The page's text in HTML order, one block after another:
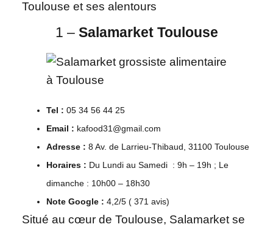
Toulouse et ses alentours
1 – Salamarket Toulouse
Tel : 05 34 56 44 25
Email : kafood31@gmail.com
Adresse : 8 Av. de Larrieu-Thibaud, 31100 Toulouse
Horaires : Du Lundi au Samedi : 9h – 19h ; Le
dimanche : 10h00 – 18h30
Note Google : 4,2/5 ( 371 avis)
Situé au cœur de Toulouse, Salamarket se